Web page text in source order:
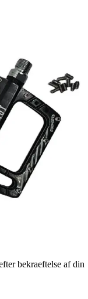
bekraeftelse af din